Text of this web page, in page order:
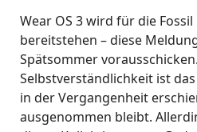
Wear OS 3 wird für die
bereitstehen – diese
Spätsommer
Selbstverständlichkeit ist
in der Vergangenheit
ausgenommen bleibt.